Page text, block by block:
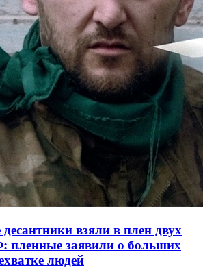
взяли в плен двух
пленные заявили о больших
людей